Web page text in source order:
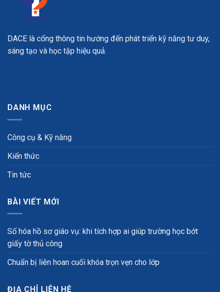
DACE là cổng thông tin hướng đến phát triển kỹ năng tư duy,
sáng tạo và học tập hiệu quả.
DANH MỤC
Công cụ & Kỹ năng
Kiến thức
Tin tức
BÀI VIẾT MỚI
Số hóa hồ sơ giáo vụ: khi tích hợp ai giúp trường học bớt
giấy tờ thủ công
Chuẩn bị liên hoan cuối khóa trọn vẹn cho lớp
ĐỊA CHỈ LIÊN HỆ